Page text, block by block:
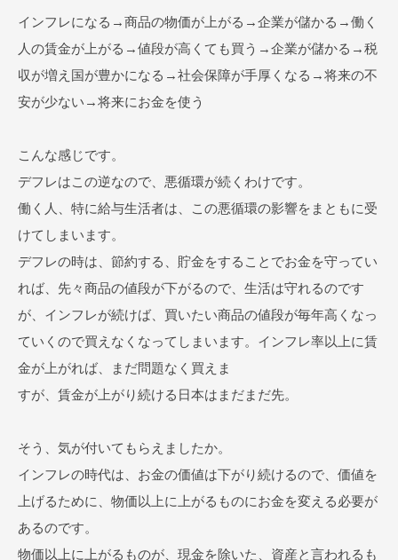
インフレになる→商品の物価が上がる→企業が儲かる→働く
人の賃金が上がる→値段が高くても買う→企業が儲かる→税
収が増え国が豊かになる→社会保障が手厚くなる→将来の不
安が少ない→将来にお金を使う
こんな感じです。
デフレはこの逆なので、悪循環が続くわけです。
働く人、特に給与生活者は、この悪循環の影響をまともに受
けてしまいます。
デフレの時は、節約する、貯金をすることでお金を守ってい
れば、先々商品の値段が下がるので、生活は守れるのです
が、インフレが続けば、買いたい商品の値段が毎年高くなっ
ていくので買えなくなってしまいます。インフレ率以上に賃
金が上がれば、まだ問題なく買えま
すが、賃金が上がり続ける日本はまだまだ先。
そう、気が付いてもらえましたか。
インフレの時代は、お金の価値は下がり続けるので、価値を
上げるために、物価以上に上がるものにお金を変える必要が
あるのです。
物価以上に上がるものが、現金を除いた、資産と言われるも